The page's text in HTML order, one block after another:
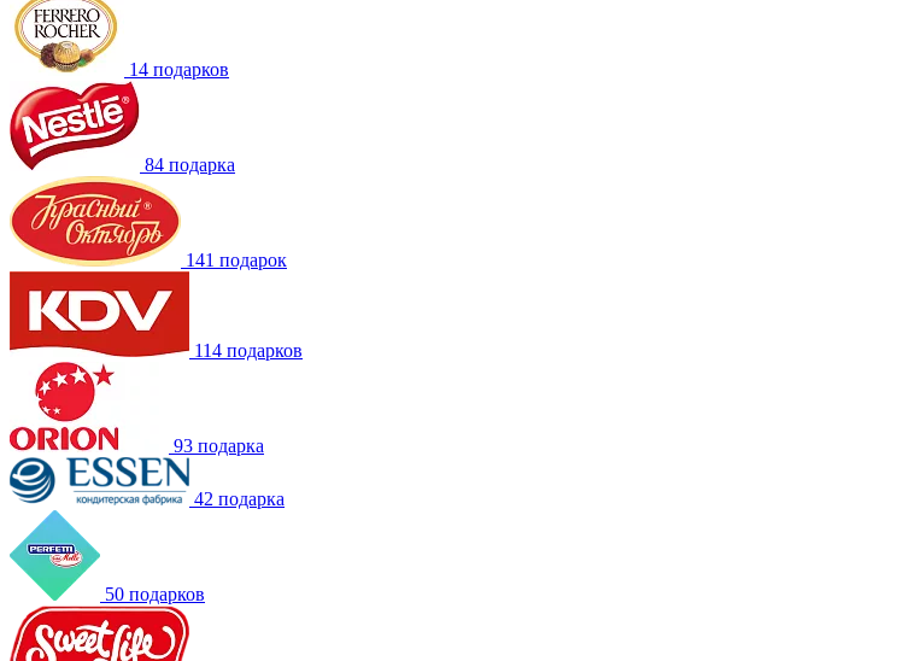
14 подарков
84 подарка
141 подарок
114 подарков
93 подарка
42 подарка
50 подарков